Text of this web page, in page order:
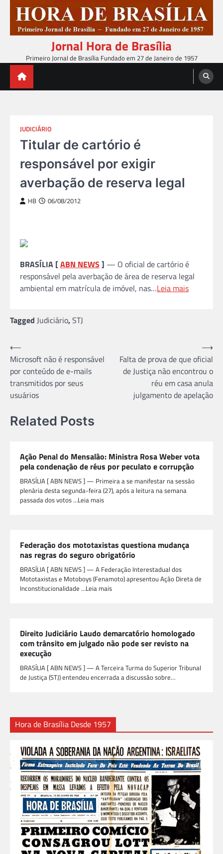
content
Jornal Hora de Brasília
Primeiro Jornal de Brasília Fundado em 27 de Janeiro de 1957
JUDICIÁRIO
Titular de cartório é
responsável por exigir
averbação de reserva legal
HB 06/08/2012
BRASÍLIA [ABN NEWS ] — O oficial de cartório é
responsável pela averbação de área de reserva legal
ambiental em matrícula de imóvel, nas…Leia mais
Tagged Judiciário,STJ
Navegação
de
Post
⟵
Microsoft não é responsável
por conteúdo de e-mails
transmitidos por seus
usuários
Falta de prova de que oficial
de Justiça não encontrou o
réu em casa anula
julgamento de apelação
⟶
Related Posts
Ação Penal do Mensalão: Ministra Rosa Weber vota
pela condenação de réus por peculato e corrupção
BRASÍLIA [ ABN NEWS ] — Primeira a se manifestar na sessão
plenária desta segunda-feira (27), após a leitura na semana
passada dos votos …Leia mais
Federação dos mototaxistas questiona mudança
nas regras do seguro obrigatório
BRASÍLIA [ ABN NEWS ] — A Federação Interestadual dos
Mototaxistas e Motoboys (Fenamoto) apresentou Ação Direta de
Inconstitucionalidade …Leia mais
Direito Judiciário Laudo demarcatório homologado
com trânsito em julgado não pode ser revisto na
execução
BRASÍLIA [ ABN NEWS ] — A Terceira Turma do Superior Tribunal
de Justiça (STJ) entendeu encerrada a discussão sobre…
Hora de Brasília Desde 1957